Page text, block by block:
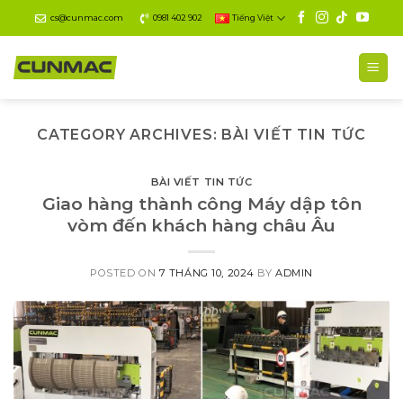
to
content
cs@cunmac.com 0981 402 902 Tiếng Việt
CATEGORY ARCHIVES: BÀI VIẾT TIN TỨC
BÀI VIẾT TIN TỨC
Giao hàng thành công Máy dập tôn
vòm đến khách hàng châu Âu
POSTED ON 7 THÁNG 10, 2024 BY ADMIN